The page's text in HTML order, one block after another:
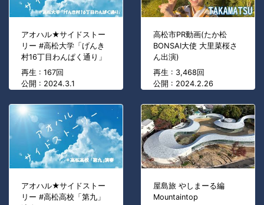
アオハル★サイドストー
リー #高松大学「げんき
村16丁目わんぱく通り」
再生 : 167回
公開 : 2024.3.1
高松市PR動画(たか松
BONSAI大使 大里菜桜さ
ん出演)
再生 : 3,468回
公開 : 2024.2.26
アオハル★サイドストー
リー #高松高校「第九」
屋島旅 やしまーる編
Mountaintop